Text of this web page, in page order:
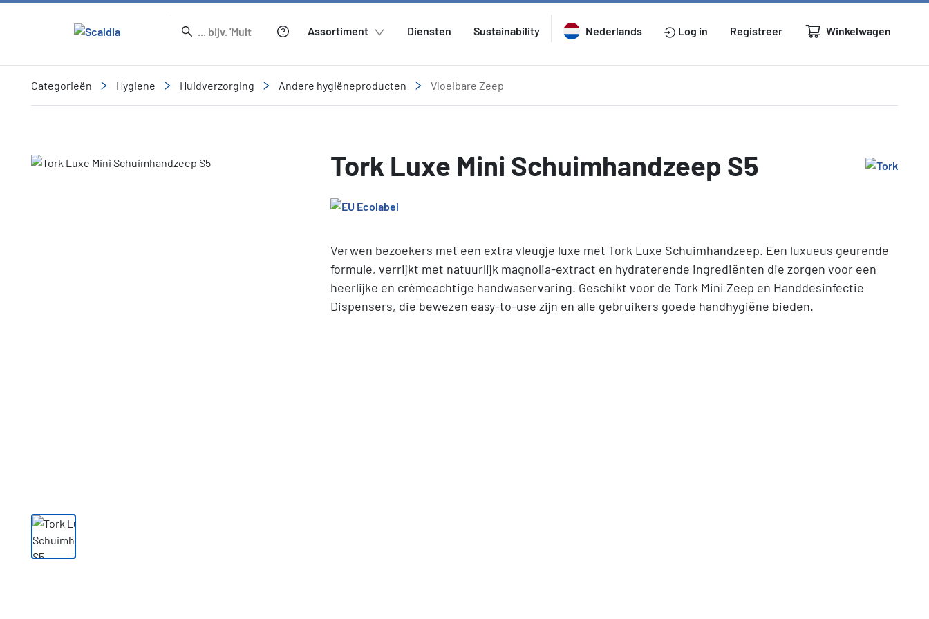
Assortiment Diensten Sustainability Nederlands Log in Registreer Winkelwagen
Categorieën Hygiene Huidverzorging Andere hygiëneproducten Vloeibare Zeep
Slide 1 of 1 Tork Luxe Mini Schuimhandzeep S5
Verwen bezoekers met een extra vleugje luxe met Tork Luxe Schuimhandzeep. Een luxueus geurende
formule, verrijkt met natuurlijk magnolia-extract en hydraterende ingrediënten die zorgen voor een
heerlijke en crèmeachtige handwaservaring. Geschikt voor de Tork Mini Zeep en Handdesinfectie
Dispensers, die bewezen easy-to-use zijn en alle gebruikers goede handhygiëne bieden.